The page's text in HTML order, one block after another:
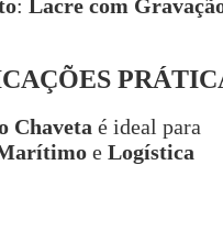
:
Lacre com
Chaveta é ideal para
e Logística